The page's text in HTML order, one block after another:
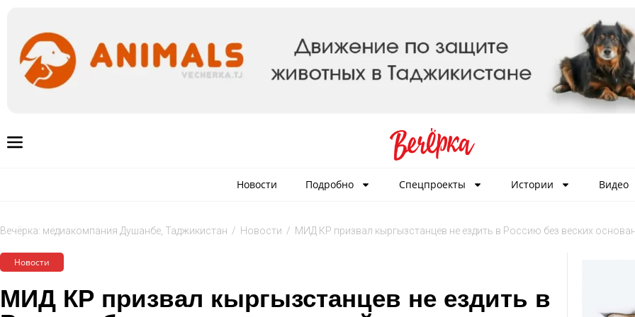
Новости Подробно Спецпроекты Истории Видео
Вечёрка: медиакомпания Душанбе, Таджикистан / Новости / МИД КР призвал кыргызстанцев не ездить в Россию без веских
Новости
МИД КР призвал кыргызстанцев не ездить в